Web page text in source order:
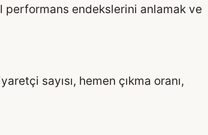
performans endekslerini anlamak ve
sayısı, hemen çıkma oranı,